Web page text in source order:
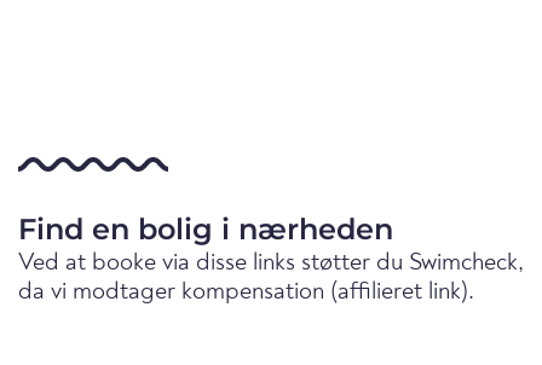
Find en bolig i nærheden
Ved at booke via disse links støtter du Swimcheck,
da vi modtager kompensation (affilieret link).